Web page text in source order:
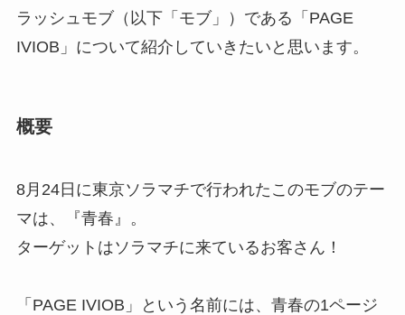
ラッシュモブ（以下「モブ」）である「PAGE
IVIOB」について紹介していきたいと思います。
概要
8月24日に東京ソラマチで行われたこのモブのテー
マは、『青春』。
ターゲットはソラマチに来ているお客さん！
「PAGE IVIOB」という名前には、青春の1ページ